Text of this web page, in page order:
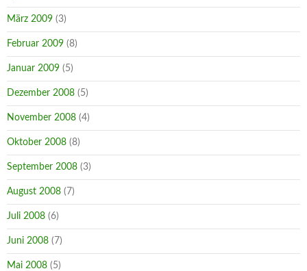
März 2009 (3)
Februar 2009 (8)
Januar 2009 (5)
Dezember 2008 (5)
November 2008 (4)
Oktober 2008 (8)
September 2008 (3)
August 2008 (7)
Juli 2008 (6)
Juni 2008 (7)
Mai 2008 (5)